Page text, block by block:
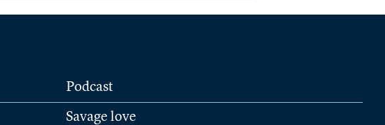
Podcast
Savage love